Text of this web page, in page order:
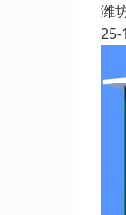
潍
25-